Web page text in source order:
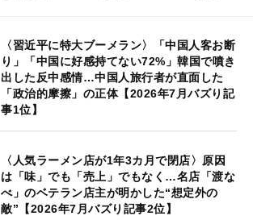
〈習近平に特大ブーメラン〉「中国人客お断
り」「中国に好感持てない72%」韓国で噴き
出した反中感情…中国人旅行者が直面した
「政治的摩擦」の正体【2026年7月バズり記
事1位】
〈人気ラーメン店が1年3カ月で閉店〉原因
は「味」でも「売上」でもなく…名店「渡な
べ」のベテラン店主が明かした“想定外の
敵”【2026年7月バズり記事2位】